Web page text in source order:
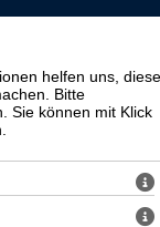
ZU HALLE
Halloren
helfen uns, diese
Bitte
Sie können mit Klick